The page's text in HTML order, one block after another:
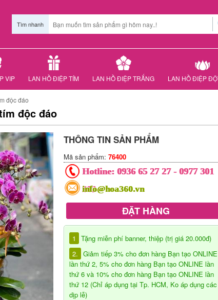
Tìm nhanh
VIP LAN HỒ ĐIỆP TÍM LAN HỒ ĐIỆP TRẮNG LAN HỒ ĐIỆP
độc đáo
độc đáo
THÔNG TIN SẢN PHẨM
Mã sản phẩm: 76400
Hotline: 0936 65 27 27 - 0977 301
303
info@hoa360.vn
ĐẶT HÀNG
1
Tặng miễn phí banner, thiệp (trị giá 20.000đ)
2. Giảm tiếp 3% cho đơn hàng Bạn tạo ONLINE
lần thứ 2, 5% cho đơn hàng Bạn tạo ONLINE lần
thứ 6 và 10% cho đơn hàng Bạn tạo ONLINE lần
thứ 12 (Chỉ áp dụng tại Tp. HCM, Ko áp dụng các
dịp lễ)